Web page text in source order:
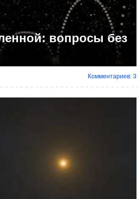
вопросы без
Комментариев: 3